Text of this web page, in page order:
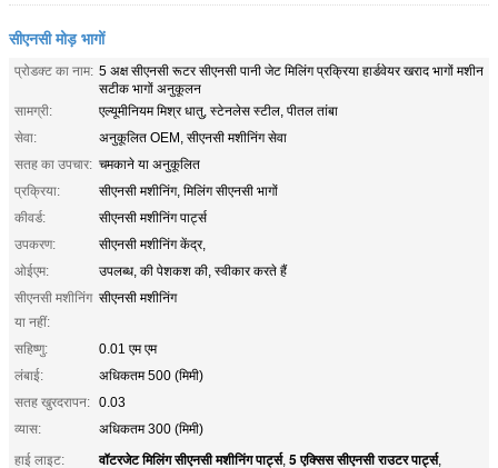
सीएनसी मोड़ भागों
प्रोडक्ट का नाम: 5 अक्ष सीएनसी रूटर सीएनसी पानी जेट मिलिंग प्रक्रिया हार्डवेयर खराद भागों मशीन
सटीक भागों अनुकूलन
सामग्री:
एल्यूमीनियम मिश्र धातु, स्टेनलेस स्टील, पीतल तांबा
सेवा:
अनुकूलित OEM, सीएनसी मशीनिंग सेवा
सतह का उपचार: चमकाने या अनुकूलित
प्रक्रिया:
सीएनसी मशीनिंग, मिलिंग सीएनसी भागों
कीवर्ड:
सीएनसी मशीनिंग पार्ट्स
उपकरण:
सीएनसी मशीनिंग केंद्र,
ओईएम:
उपलब्ध, की पेशकश की, स्वीकार करते हैं
सीएनसी मशीनिंग
या नहीं:
सीएनसी मशीनिंग
सहिष्णु:
0.01 एम एम
लंबाई:
अधिकतम 500 (मिमी)
सतह खुरदरापन: 0.03
व्यास:
अधिकतम 300 (मिमी)
हाई लाइट:
वॉटरजेट मिलिंग सीएनसी मशीनिंग पार्ट्स, 5 एक्सिस सीएनसी राउटर पार्ट्स,